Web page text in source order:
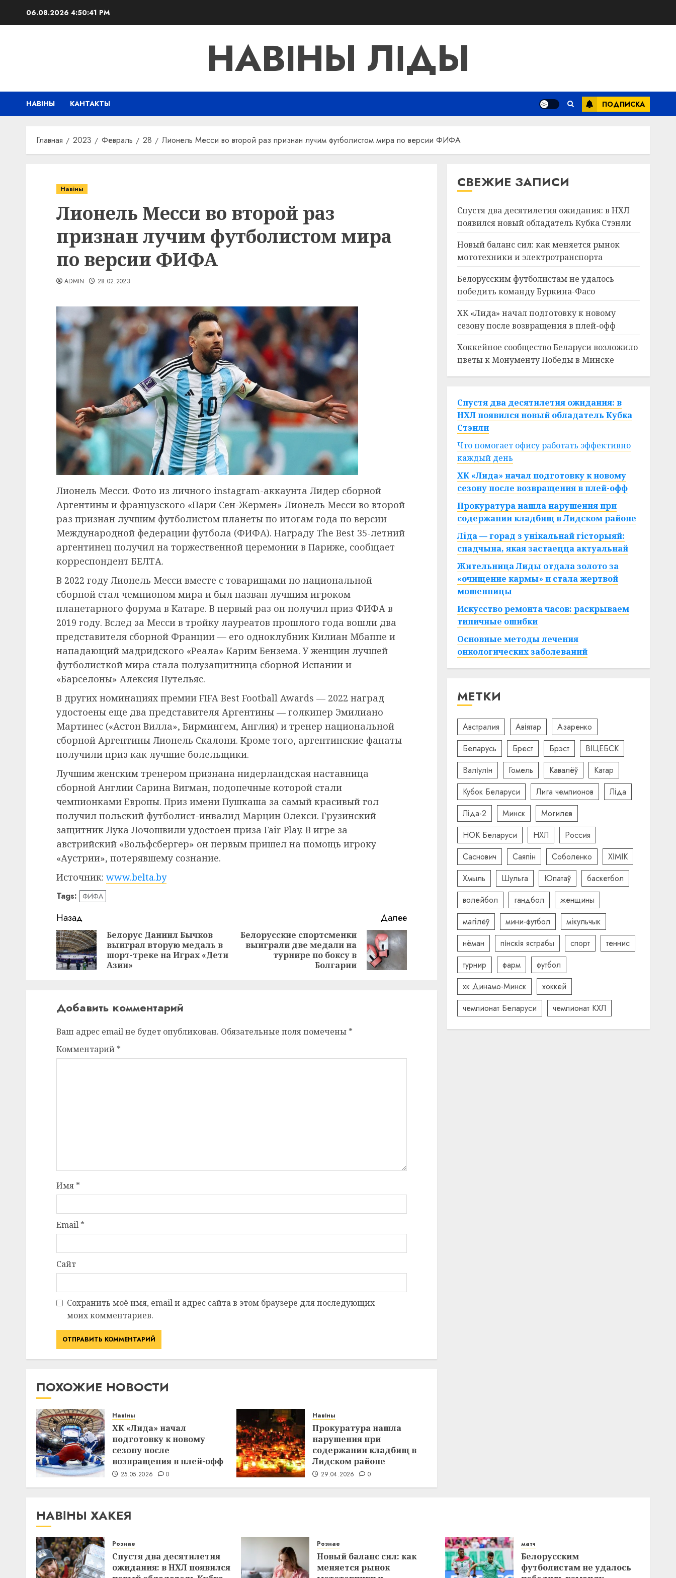
06.08.2026 4:50:42 PM
НАВІНЫ ЛІДЫ
НАВІНЫ КАНТАКТЫ ПОДПИСКА
Главная 2023 Февраль 28 Лионель Месси во второй раз признан лучим футболистом мира по версии ФИФА
Навіны
Лионель Месси во второй раз
признан лучим футболистом мира
по версии ФИФА
ADMIN 28.02.2023
Лионель Месси. Фото из личного instagram-аккаунта Лидер сборной
Аргентины и французского «Пари Сен-Жермен» Лионель Месси во второй
раз признан лучшим футболистом планеты по итогам года по версии
Международной федерации футбола (ФИФА). Награду The Best 35-летний
аргентинец получил на торжественной церемонии в Париже, сообщает
корреспондент БЕЛТА.
В 2022 году Лионель Месси вместе с товарищами по национальной
сборной стал чемпионом мира и был назван лучшим игроком
планетарного форума в Катаре. В первый раз он получил приз ФИФА в
2019 году. Вслед за Месси в тройку лауреатов прошлого года вошли два
представителя сборной Франции — его одноклубник Килиан Мбаппе и
нападающий мадридского «Реала» Карим Бензема. У женщин лучшей
футболисткой мира стала полузащитница сборной Испании и
«Барселоны» Алексия Путельяс.
В других номинациях премии FIFA Best Football Awards — 2022 наград
удостоены еще два представителя Аргентины — голкипер Эмилиано
Мартинес («Астон Вилла», Бирмингем, Англия) и тренер национальной
сборной Аргентины Лионель Скалони. Кроме того, аргентинские фанаты
получили приз как лучшие болельщики.
Лучшим женским тренером признана нидерландская наставница
сборной Англии Сарина Вигман, подопечные которой стали
чемпионками Европы. Приз имени Пушкаша за самый красивый гол
получил польский футболист-инвалид Марцин Олекси. Грузинский
защитник Лука Лочошвили удостоен приза Fair Play. В игре за
австрийский «Вольфсбергер» он первым пришел на помощь игроку
«Аустрии», потерявшему сознание.
Источник: www.belta.by
Tags: ФИФА
Навигация
записи
Назад
Предыдущая
Белорус Даниил Бычков
выиграл вторую медаль в
шорт-треке на Играх «Дети
Азии»
Далее
Следующая
Белорусские спортсменки
выиграли две медали на
турнире по боксу в
Болгарии
Добавить комментарий
Ваш адрес email не будет опубликован. Обязательные поля помечены *
Комментарий *
Имя *
Email *
Сайт
Сохранить моё имя, email и адрес сайта в этом браузере для последующих
моих комментариев.
ПОХОЖИЕ НОВОСТИ
Навіны
ХК «Лида» начал
подготовку к новому
сезону после
возвращения в плей-офф
25.05.2026 0
Навіны
Прокуратура нашла
нарушения при
содержании кладбищ в
Лидском районе
29.04.2026 0
СВЕЖИЕ ЗАПИСИ
Спустя два десятилетия ожидания: в НХЛ
появился новый обладатель Кубка Стэнли
Новый баланс сил: как меняется рынок
мототехники и электротранспорта
Белорусским футболистам не удалось
победить команду Буркина-Фасо
ХК «Лида» начал подготовку к новому
сезону после возвращения в плей-офф
Хоккейное сообщество Беларуси возложило
цветы к Монументу Победы в Минске
Спустя два десятилетия ожидания: в
НХЛ появился новый обладатель Кубка
Стэнли
Что помогает офису работать эффективно
каждый день
ХК «Лида» начал подготовку к новому
сезону после возвращения в плей-офф
Прокуратура нашла нарушения при
содержании кладбищ в Лидском районе
Ліда — горад з унікальнай гісторыяй:
спадчына, якая застаецца актуальнай
Жительница Лиды отдала золото за
«очищение кармы» и стала жертвой
мошенницы
Искусство ремонта часов: раскрываем
типичные ошибки
Основные методы лечения
онкологических заболеваний
МЕТКИ
Австралия Авіятар
Азаренко
Беларусь
Брест Брэст
ВІЦЕБСК
Валіулін
Гомель Кавалёў
Катар
Кубок Беларуси
Лига чемпионов
Ліда
Ліда-2
Минск
Могилев
НОК Беларуси
НХЛ
Россия
Саснович
Саяпін Соболенко
ХІМІК
Хмыль
Шульга Юпатаў
баскетбол
волейбол
гандбол
женщины
магілёў
мини-футбол
мікульчык
нёман
пінскія ястрабы спорт
теннис
турнир
фарм
футбол
хк Динамо-Минск
хоккей
чемпионат Беларуси
чемпионат КХЛ
НАВІНЫ ХАКЕЯ
Рознае
Спустя два десятилетия
ожидания: в НХЛ появился
Рознае
Новый баланс сил: как
меняется рынок
матч
Белорусским
футболистам не удалось